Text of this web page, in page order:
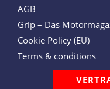
AGB
Grip – Das
Cookie Policy (EU)
Terms & conditions